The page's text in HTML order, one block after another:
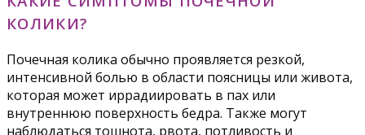
КОЛИКИ?
Почечная колика обычно проявляется резкой,
интенсивной болью в области поясницы или живота,
которая может иррадиировать в пах или
внутреннюю поверхность бедра. Также могут
наблюдаться тошнота, рвота, потливость и